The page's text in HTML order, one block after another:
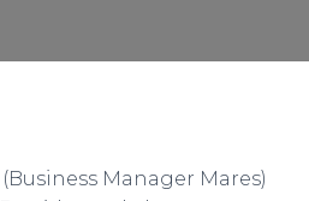
Manager Mares)